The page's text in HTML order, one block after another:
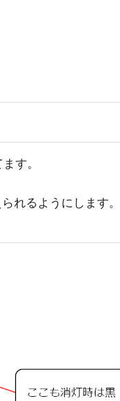
す。
れるようにします。